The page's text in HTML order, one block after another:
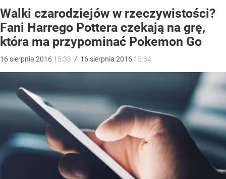
Walki czarodziejów w rzeczywistości?
Fani Harrego Pottera czekają na grę,
która ma przypominać Pokemon Go
16 sierpnia 2016 15:33 / 16 sierpnia 2016 15:34